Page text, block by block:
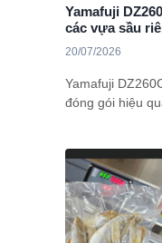
Yamafuji
các vựa sầu
20/07/2026
Yamafuji
đóng gói hiệu
máy này có
hiểu ngay nhé!